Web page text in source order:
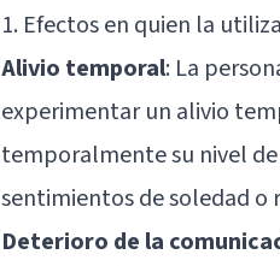
1. Efectos en quien la utiliza
Alivio temporal: La
experimentar un alivio
temporalmente su nivel de
sentimientos de soledad
Deterioro de la